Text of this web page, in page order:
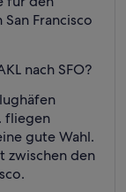
Francisco
nach SFO?
fliegen
gute Wahl.
zwischen den